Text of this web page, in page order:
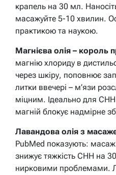
крапель на 30 мл.
масажуйте 5-10 хвилин.
практикою та наукою.
Магнієва олія – король
магнію хлориду в
через шкіру, поповнює
литки ввечері – м’язи
міцним. Ідеально для СНН
магній блокує надмірне
Лавандова олія з
PubMed показують:
знижує тяжкість СНН на
нирковими проблемами.